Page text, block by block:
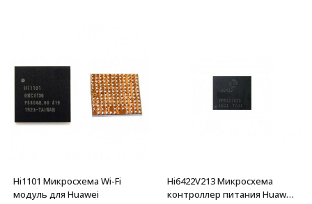
Hi1101 Микросхема Wi-Fi
модуль для Huawei
Hi6422V213 Микросхема
контроллер питания Huawei